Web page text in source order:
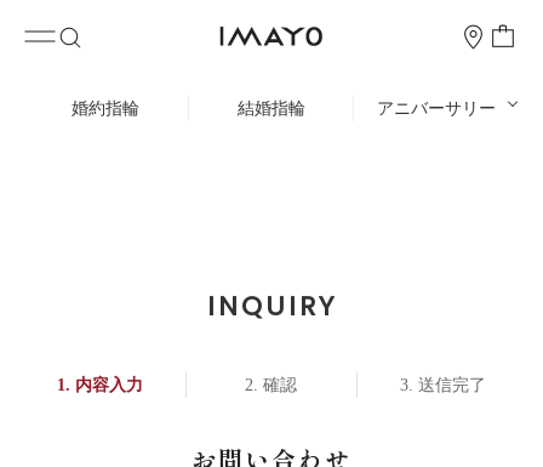
婚約指輪 結婚指輪 アニバーサリー
INQUIRY
内容入力 確認 送信完了